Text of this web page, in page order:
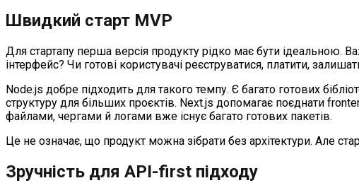
Швидкий старт MVP
Для стартапу перша версія продукту рідко має бути ідеальною.
інтерфейс? Чи готові користувачі реєструватися, платити,
Node.js добре підходить для такого темпу. Є багато готових
структуру для більших проєктів. Next.js допомагає поєднати
файлами, чергами й логами вже існує багато готових пакетів.
Це не означає, що продукт можна зібрати без архітектури. Але
Зручність для API-first підходу